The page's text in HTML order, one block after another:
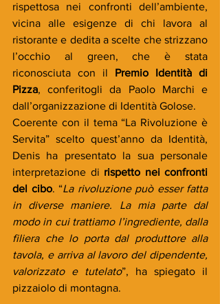
rispettosa nei confronti dell’ambiente,
vicina alle esigenze di chi lavora al
ristorante e dedita a scelte che strizzano
l’occhio al green, che è stata
riconosciuta con il Premio Identità di
Pizza, conferitogli da Paolo Marchi e
dall’organizzazione di Identità Golose.
Coerente con il tema “La Rivoluzione è
Servita” scelto quest’anno da Identità,
Denis ha presentato la sua personale
interpretazione di rispetto nei confronti
del cibo. “La rivoluzione può esser fatta
in diverse maniere. La mia parte dal
modo in cui trattiamo l’ingrediente, dalla
filiera che lo porta dal produttore alla
tavola, e arriva al lavoro del dipendente,
valorizzato e tutelato”, ha spiegato il
pizzaiolo di montagna.